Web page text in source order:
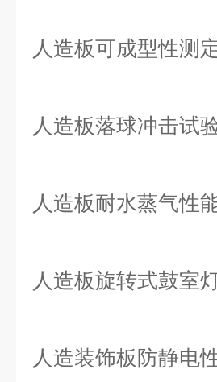
人造板可成型性测
人造板落球冲击试
人造板耐水蒸气性
人造板旋转式鼓室
人造装饰板防静电